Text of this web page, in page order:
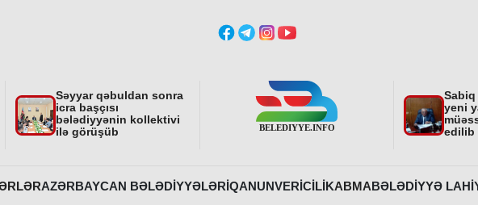
Səyyar qəbuldan sonra
icra başçısı
bələdiyyənin kollektivi
ilə görüşüb
yeni
edilib
AZƏRBAYCAN BƏLƏDIYYƏLƏRIQANUNVERICILIKABMABƏLƏDIYYƏ
niyə çoxsaylı
yerində baxış